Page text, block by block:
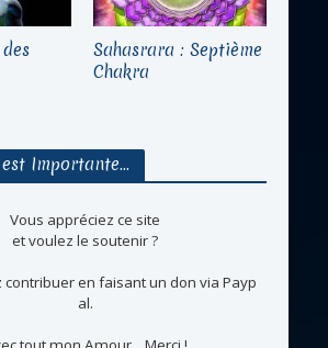
Sahasrara : Septième
Chakra
Importante…
Vous appréciez ce site
et voulez le soutenir ?
contribuer en faisant un don via Payp
al.